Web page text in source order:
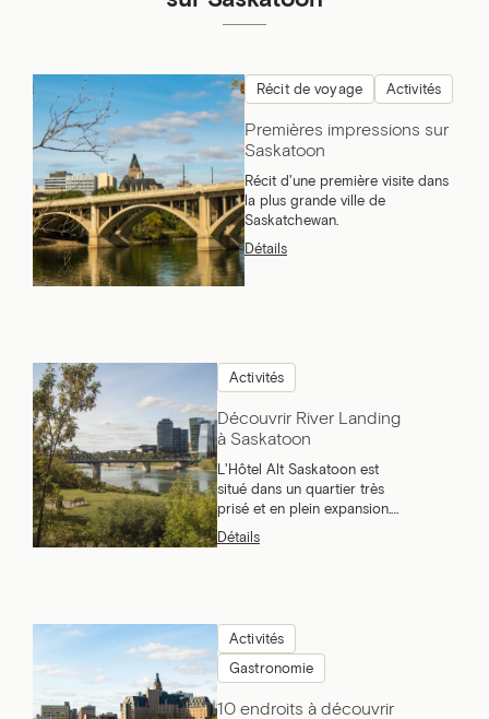
Récit de voyage Activités
Premières impressions sur
Saskatoon
Récit d'une première visite dans
la plus grande ville de
Saskatchewan.
Détails
Activités
Découvrir River Landing
à Saskatoon
L'Hôtel Alt Saskatoon est
situé dans un quartier très
prisé et en plein expansion.
Visite guidée.
Détails
Activités
Gastronomie
10 endroits à découvrir